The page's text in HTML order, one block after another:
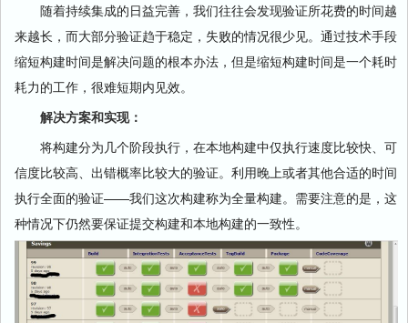
随着持续集成的日益完善，我们往往会发现验证所花费的时间越
来越长，而大部分验证趋于稳定，失败的情况很少见。通过技术手段
缩短构建时间是解决问题的根本办法，但是缩短构建时间是一个耗时
耗力的工作，很难短期内见效。
解决方案和实现：
将构建分为几个阶段执行，在本地构建中仅执行速度比较快、可
信度比较高、出错概率比较大的验证。利用晚上或者其他合适的时间
执行全面的验证——我们这次构建称为全量构建。需要注意的是，这
种情况下仍然要保证提交构建和本地构建的一致性。